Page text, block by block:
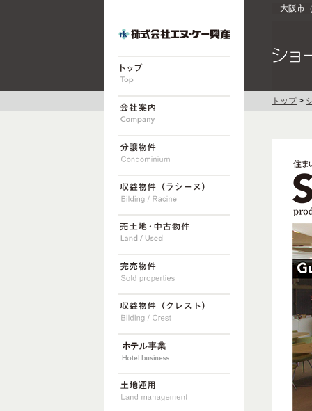
大阪市
トップ>